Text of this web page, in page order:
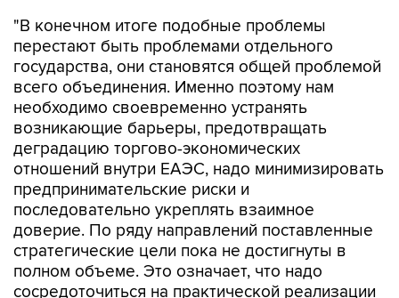
"В конечном итоге подобные проблемы
перестают быть проблемами отдельного
государства, они становятся общей проблемой
всего объединения. Именно поэтому нам
необходимо своевременно устранять
возникающие барьеры, предотвращать
деградацию торгово-экономических
отношений внутри ЕАЭС, надо минимизировать
предпринимательские риски и
последовательно укреплять взаимное
доверие. По ряду направлений поставленные
стратегические цели пока не достигнуты в
полном объеме. Это означает, что надо
сосредоточиться на практической реализации